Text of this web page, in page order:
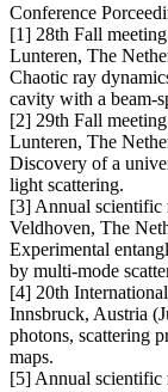
Conference
[1] 28th Fall
Lunteren, The
Chaotic ray
cavity with a beam-
[2] 29th Fall
Lunteren, The
Discovery of a
light scattering.
[3] Annual scientific
Veldhoven, The
Experimental
by multi-mode
[4] 20th
Innsbruck, Austria
photons, scattering
maps.
[5] Annual scientific